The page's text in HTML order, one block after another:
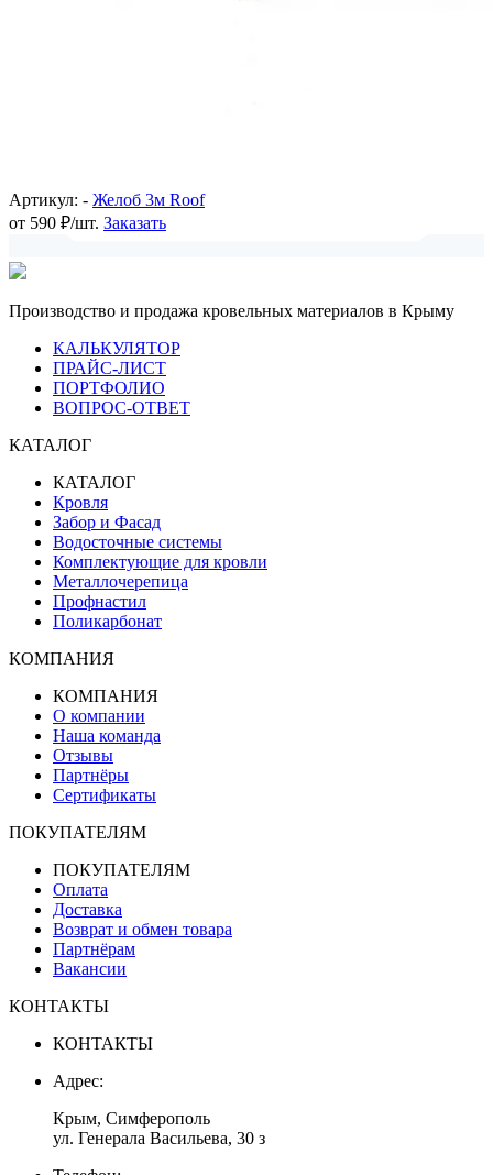
Артикул: - Желоб 3м Roof
от 590 ₽/шт. Заказать
Производство и продажа кровельных материалов в Крыму
КАЛЬКУЛЯТОР
ПРАЙС-ЛИСТ
ПОРТФОЛИО
ВОПРОС-ОТВЕТ
КАТАЛОГ
КАТАЛОГ
Кровля
Забор и Фасад
Водосточные системы
Комплектующие для кровли
Металлочерепица
Профнастил
Поликарбонат
КОМПАНИЯ
КОМПАНИЯ
О компании
Наша команда
Отзывы
Партнёры
Сертификаты
ПОКУПАТЕЛЯМ
ПОКУПАТЕЛЯМ
Оплата
Доставка
Возврат и обмен товара
Партнёрам
Вакансии
КОНТАКТЫ
КОНТАКТЫ
Адрес:
Крым, Симферополь
ул. Генерала Васильева, 30 з